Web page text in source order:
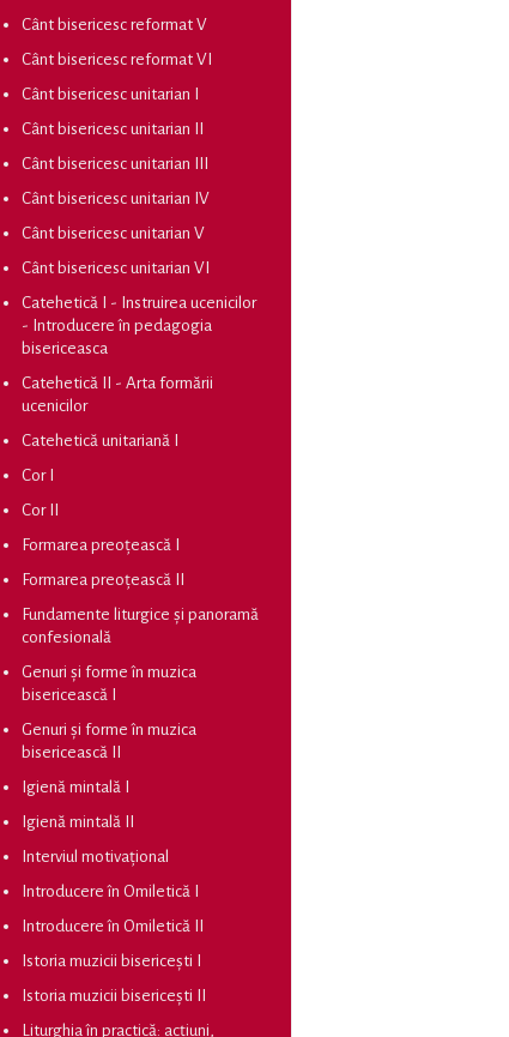
Cânt bisericesc reformat V
Cânt bisericesc reformat VI
Cânt bisericesc unitarian I
Cânt bisericesc unitarian II
Cânt bisericesc unitarian III
Cânt bisericesc unitarian IV
Cânt bisericesc unitarian V
Cânt bisericesc unitarian VI
Catehetică I - Instruirea ucenicilor
- Introducere în pedagogia
bisericeasca
Catehetică II - Arta formării
ucenicilor
Catehetică unitariană I
Cor I
Cor II
Formarea preoțească I
Formarea preoțească II
Fundamente liturgice și panoramă
confesională
Genuri și forme în muzica
bisericească I
Genuri și forme în muzica
bisericească II
Igienă mintală I
Igienă mintală II
Interviul motivațional
Introducere în Omiletică I
Introducere în Omiletică II
Istoria muzicii bisericești I
Istoria muzicii bisericești II
Liturghia în practică: acțiuni,